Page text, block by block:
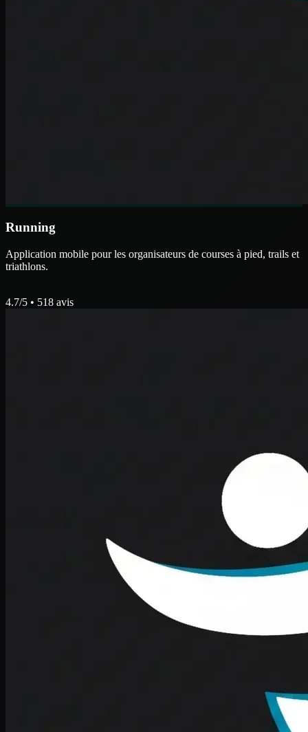
Running
Application mobile pour les organisateurs de courses à pied, trails et
triathlons.
4.7/5 • 518 avis